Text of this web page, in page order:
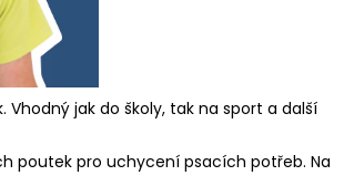
jak do školy, tak na sport a další
poutek pro uchycení psacích potřeb. Na